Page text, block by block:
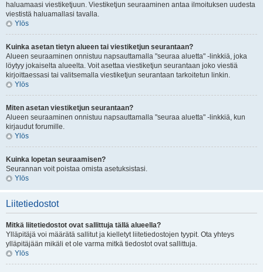
haluamaasi viestiketjuun. Viestiketjun seuraaminen antaa ilmoituksen uudesta
viestistä haluamallasi tavalla.
Ylös
Kuinka asetan tietyn alueen tai viestiketjun seurantaan?
Alueen seuraaminen onnistuu napsauttamalla "seuraa aluetta" -linkkiä, joka
löytyy jokaiselta alueelta. Voit asettaa viestiketjun seurantaan joko viestiä
kirjoittaessasi tai valitsemalla viestiketjun seurantaan tarkoitetun linkin.
Ylös
Miten asetan viestiketjun seurantaan?
Alueen seuraaminen onnistuu napsauttamalla "seuraa aluetta" -linkkiä, kun
kirjaudut forumille.
Ylös
Kuinka lopetan seuraamisen?
Seurannan voit poistaa omista asetuksistasi.
Ylös
Liitetiedostot
Mitkä liitetiedostot ovat sallittuja tällä alueella?
Ylläpitäjä voi määrätä sallitut ja kielletyt liitetiedostojen tyypit. Ota yhteys
ylläpitäjään mikäli et ole varma mitkä tiedostot ovat sallittuja.
Ylös